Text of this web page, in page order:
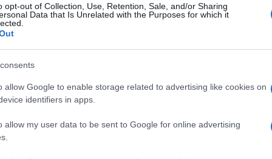
opt-out of Collection, Use, Retention, Sale, and/or Sharing
Data that Is Unrelated with the Purposes for which it
allow Google to enable storage related to advertising like cookies on
identifiers in apps.
allow my user data to be sent to Google for online advertising